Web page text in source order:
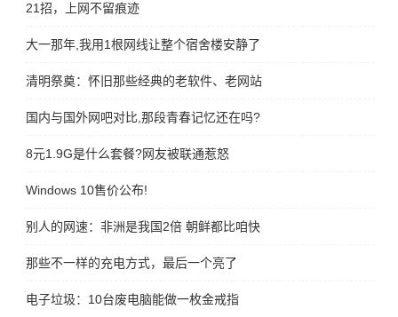
21招，上网不留痕迹
大一那年,我用1根网线让整个宿舍楼安静了
清明祭奠：怀旧那些经典的老软件、老网站
国内与国外网吧对比,那段青春记忆还在吗?
8元1.9G是什么套餐?网友被联通惹怒
Windows 10售价公布!
别人的网速：非洲是我国2倍 朝鲜都比咱快
那些不一样的充电方式，最后一个亮了
电子垃圾：10台废电脑能做一枚金戒指